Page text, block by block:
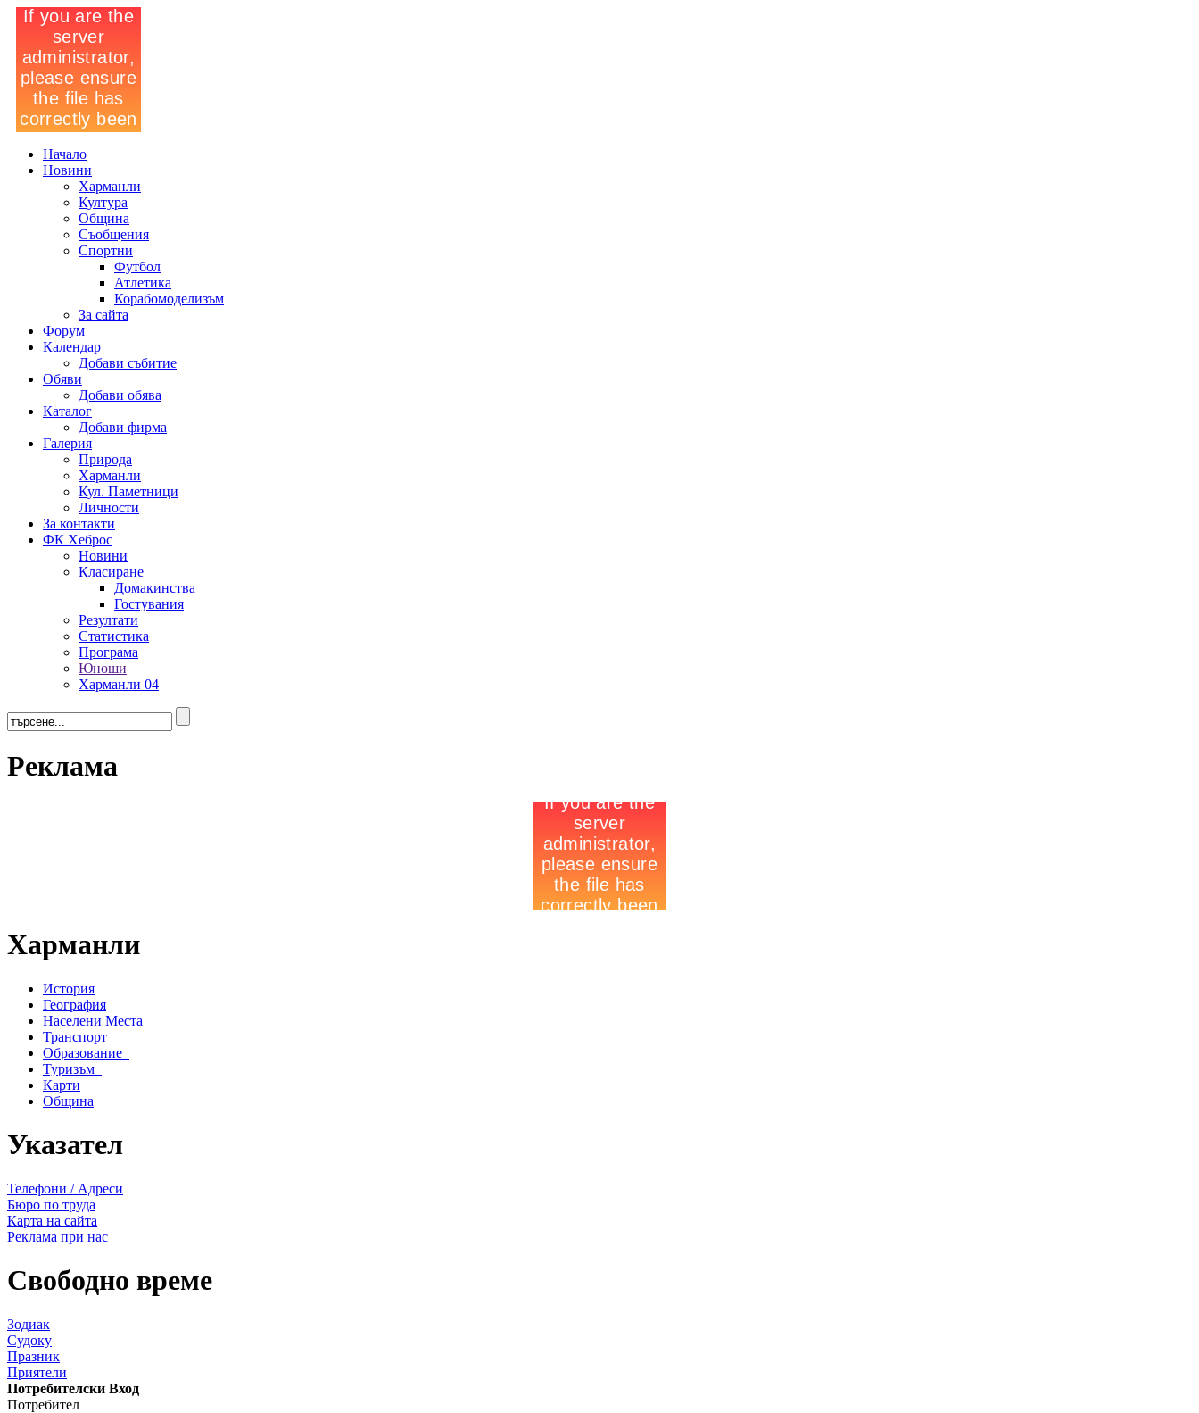
Начало
Новини
Харманли
Култура
Община
Съобщения
Спортни
Футбол
Атлетика
Корабомоделизъм
За сайта
Форум
Календар
Добави събитие
Обяви
Добави обява
Каталог
Добави фирма
Галерия
Природа
Харманли
Кул. Паметници
Личности
За контакти
ФК Хеброс
Новини
Класиране
Домакинства
Гостувания
Резултати
Статистика
Програма
Юноши
Харманли 04
Реклама
Харманли
История
География
Населени Места
Транспорт
Образование
Туризъм
Карти
Община
Указател
Телефони / Адреси
Бюро по труда
Карта на сайта
Реклама при нас
Свободно време
Зодиак
Судоку
Празник
Приятели
Потребителски Вход
Потребител